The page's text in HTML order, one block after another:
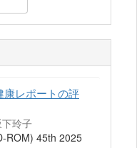
レポートの評
玲子
ROM) 45th 2025